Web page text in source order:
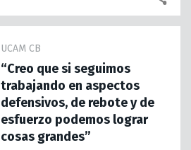
UCAM CB
“Creo que si seguimos
trabajando en aspectos
defensivos, de rebote y de
esfuerzo podemos lograr
cosas grandes”